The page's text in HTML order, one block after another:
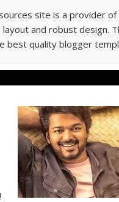
site is a provider
and robust design.
best quality blogger